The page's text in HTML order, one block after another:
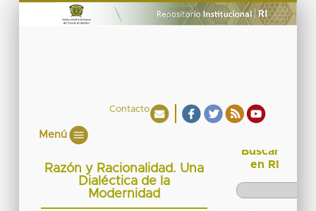
Contacto
Menú
Razón y Racionalidad. Una
Dialéctica de la
Modernidad
Buscar
en RI